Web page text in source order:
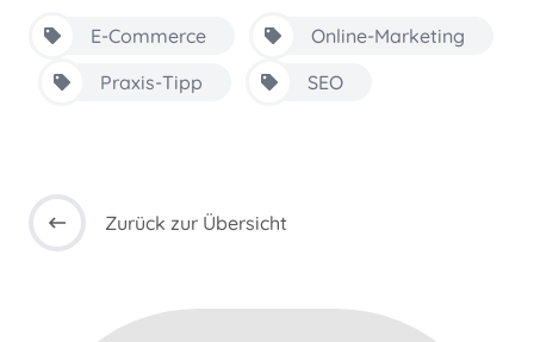
E-Commerce
Online-Marketing
Praxis-Tipp
SEO
Zurück zur Übersicht